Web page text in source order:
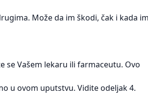
Može da im škodi, čak i kada
se Vašem lekaru ili farmaceutu. Ovo
u ovom uputstvu. Vidite odeljak 4.